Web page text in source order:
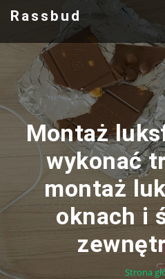
Rassbud
Montaż
wykonać
montaż
oknach i
Strona